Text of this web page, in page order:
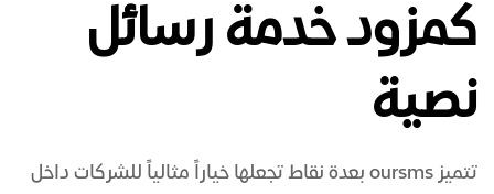
كمزود خدمة رسائل
نصية
تتميز oursms بعدة نقاط تجعلها خياراً مثالياً للشركات داخل